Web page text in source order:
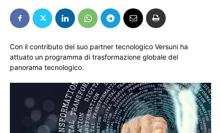
Con il contributo del suo partner tecnologico Versuni ha
attuato un programma di trasformazione globale del
panorama tecnologico.